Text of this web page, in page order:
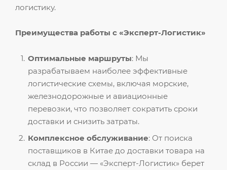
логистику.
Преимущества работы с «Эксперт-Логистик»
Оптимальные маршруты: Мы
разрабатываем наиболее эффективные
логистические схемы, включая морские,
железнодорожные и авиационные
перевозки, что позволяет сократить сроки
доставки и снизить затраты.
Комплексное обслуживание: От поиска
поставщиков в Китае до доставки товара на
склад в России — «Эксперт-Логистик» берет